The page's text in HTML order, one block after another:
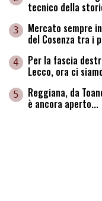
tecnico della
3 Mercato sempre
del Cosenza tra i
4 Per la fascia
Lecco, ora ci
5 Reggiana, da
è ancora aperto...